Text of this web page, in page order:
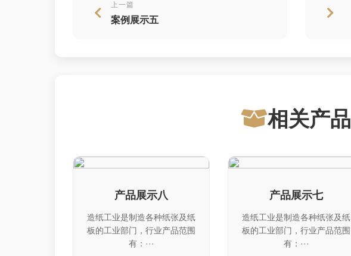
上一篇
案例展示五
相关产品
产品展示八
造纸工业是制造各种纸张及纸
板的工业部门，行业产品范围
有：···
产品展示七
造纸工业是制造各种纸张及纸
板的工业部门，行业产品范围
有：···